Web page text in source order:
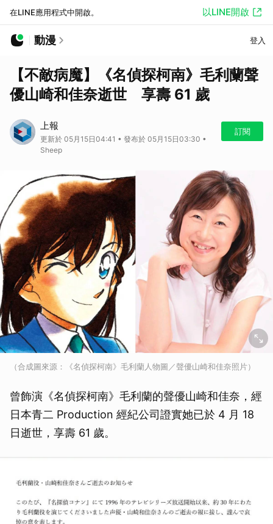
在LINE應用程式中開啟。 以LINE開啟
動漫 登入
【不敵病魔】《名偵探柯南》毛利蘭聲
優山崎和佳奈逝世 享壽 61 歲
上報
更新於 05月15日04:41 • 發布於 05月15日03:30 •
Sheep
訂閱
（合成圖來源：《名偵探柯南》毛利蘭人物圖／聲優山崎和佳奈照片）
曾飾演《名偵探柯南》毛利蘭的聲優山崎和佳奈，經
日本青二 Production 經紀公司證實她已於 4 月 18
日逝世，享壽 61 歲。